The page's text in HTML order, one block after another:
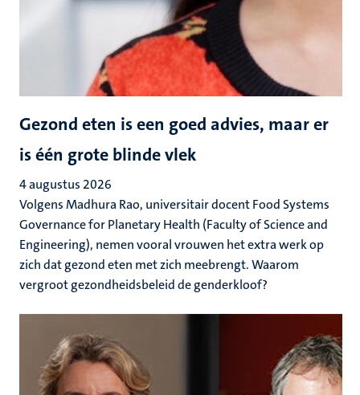
Gezond eten is een goed advies, maar er
is één grote blinde vlek
4 augustus 2026
Volgens Madhura Rao, universitair docent Food Systems
Governance for Planetary Health (Faculty of Science and
Engineering), nemen vooral vrouwen het extra werk op
zich dat gezond eten met zich meebrengt. Waarom
vergroot gezondheidsbeleid de genderkloof?